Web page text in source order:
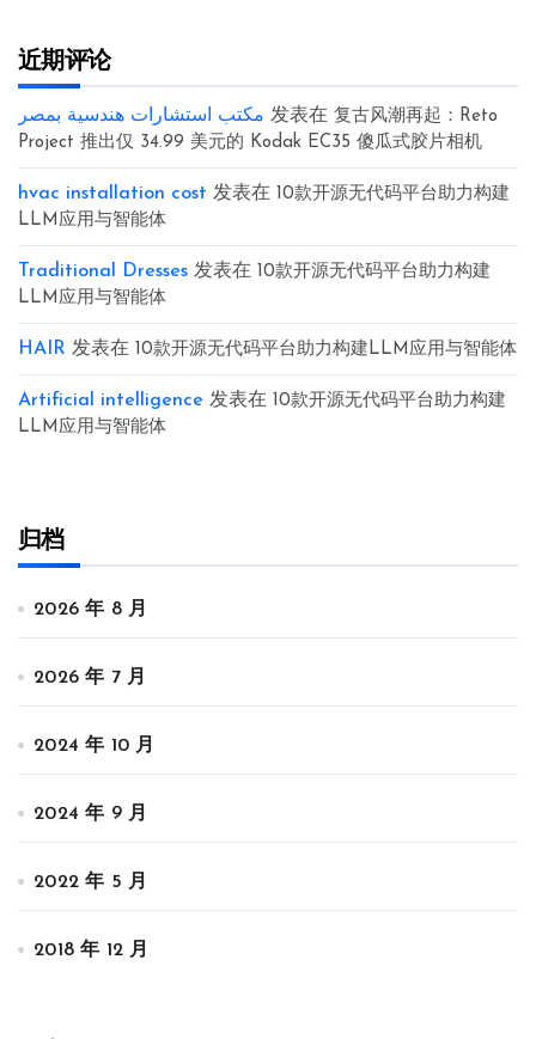
近期评论
مكتب استشارات هندسية بمصر 发表在 复古风潮再起：Reto
Project 推出仅 34.99 美元的 Kodak EC35 傻瓜式胶片相机
hvac installation cost 发表在 10款开源无代码平台助力构建
LLM应用与智能体
Traditional Dresses 发表在 10款开源无代码平台助力构建
LLM应用与智能体
HAIR 发表在 10款开源无代码平台助力构建LLM应用与智能体
Artificial intelligence 发表在 10款开源无代码平台助力构建
LLM应用与智能体
归档
2026 年 8 月
2026 年 7 月
2024 年 10 月
2024 年 9 月
2022 年 5 月
2018 年 12 月